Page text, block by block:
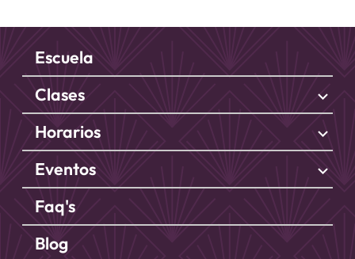
Escuela
Clases
stat_minus_1
Horarios stat_minus_1
Eventos stat_minus_1
Faq's
Blog